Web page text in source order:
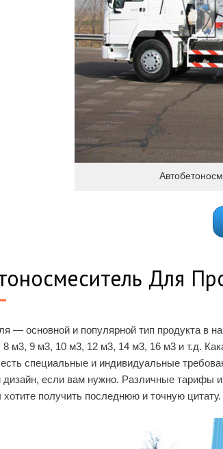
Для
— основной и популярной тип продукта в
м3, 9 м3, 10 м3, 12 м3, 14 м3, 16 м3 и т.д.
специальные и индивидуальные
если вам нужно. Различные тарифы
получить последнюю и точную цитату.